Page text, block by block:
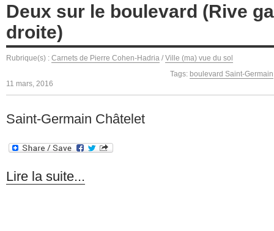
Deux sur le boulevard (Rive
droite)
Rubrique(s) : Carnets de Pierre Cohen-Hadria / Ville (ma) vue du sol
Tags: boulevard Saint-Germain
11 mars, 2016
Saint-Germain Châtelet
Lire la suite...